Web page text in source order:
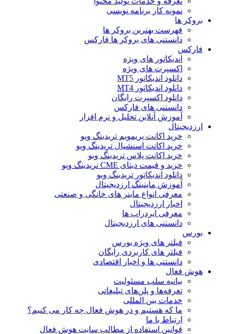
نمونه کار برنامه نویسی
بروکر ها
فهرست بهترین بروکر ها
دانستنی های بروکر ها فارکس
فارکس
اندیکاتور های ویژه
اکسپرت های ویژه
دانلود اندیکاتور MT5
دانلود اندیکاتور MT4
دانلود اکسپرت رایگان
دانستنی های فارکس
آموزش آنلاین تحلیل و نرم افزار
ارزدیجیتال
خرید اکانت پریمویم تریدینگ ویو
خرید اکانت اسنشیال تریدینگ ویو
خرید اکانت پلاس تریدینگ ویو
خرید و قیمت دیتای CME تریدینگ ویو
دانلود اندیکاتور تریدینگ ویو
آموزش ماینینگ ارزدیجیتال
معرفی انواع ماینر های خانگی و صنعتی
اخبار ارزدیجیتال
معرفی ایردراپ ها
دانستنی های ارزدیجیتال
بورس
فیلتر های ویژه بورس
فیلتر های کاربردی رایگان
دانستنی ها و اخبار اقتصادی
هوش فعال
بیانیه سلب مسئولیت
تعرفه‌ها و پلن‌های تبلیغاتی
خدمات بین المللی
ما که هستیم و در هوش فعال چه کار می کنیم؟
ارتباط با ما
قوانین استفاده از مطالب سایت هوش فعال